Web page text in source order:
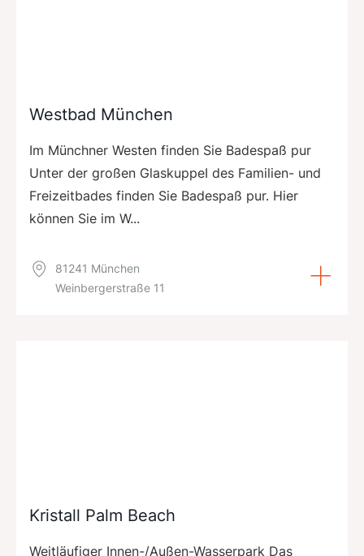
Westbad München
Im Münchner Westen finden Sie Badespaß pur
Unter der großen GlaskuppeI des Familien- und
Freizeitbades finden Sie Badespaß pur. Hier
können Sie im W...
81241 München
Weinbergerstraße 11
Kristall Palm Beach
Weitläufiger Innen-/Außen-Wasserpark Das